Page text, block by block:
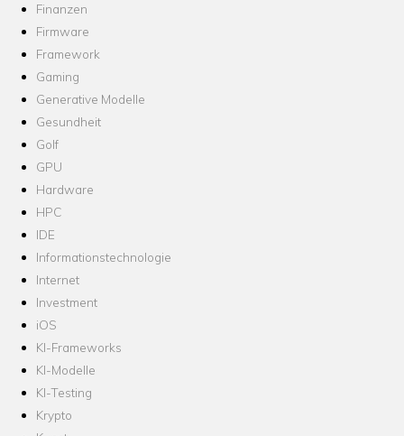
Finanzen
Firmware
Framework
Gaming
Generative Modelle
Gesundheit
Golf
GPU
Hardware
HPC
IDE
Informationstechnologie
Internet
Investment
iOS
KI-Frameworks
KI-Modelle
KI-Testing
Krypto